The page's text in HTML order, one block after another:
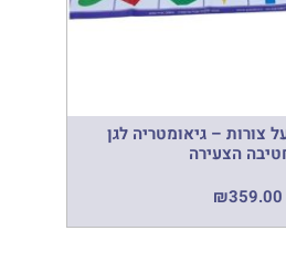
צורות – גיאומטריה לגן
הצעירה
₪359.00